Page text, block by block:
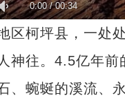
0:00/00:34
柯坪县，一处处
神往。4.5亿年
、蜿蜒的溪流、